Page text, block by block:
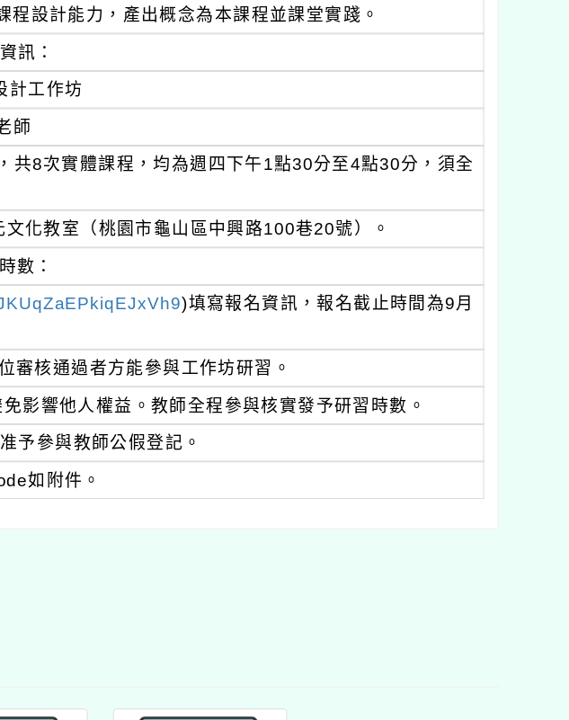
程設計能力，產出概念為本課程並課堂實踐。
訊：
計工作坊
師
共8次實體課程，均為週四下午1點30分至4點30分，須全
化教室（桃園市龜山區中興路100巷20號）。
數：
)填寫報名資訊，報名截止時間為9月
審核通過者方能參與工作坊研習。
影響他人權益。教師全程參與核實發予研習時數。
予參與教師公假登記。
如附件。